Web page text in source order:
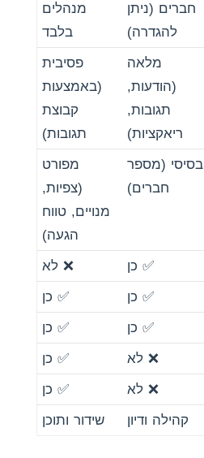
חברים (ניתן
להגדרה)
מנהלים
בלבד
מלאה
(הודעות,
תגובות,
ריאקציות)
פסיבית
(באמצעות
קבוצת
תגובות)
בסיסי (מספר
חברים)
מפורט
(צפיות,
מנויים, טווח
הגעה)
✅ כן ❌ לא
✅ כן ✅ כן
✅ כן ✅ כן
❌ לא ✅ כן
❌ לא ✅ כן
קהילה ודיון שידור ותוכן